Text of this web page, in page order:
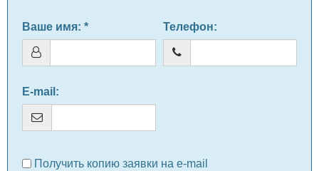
Ваше имя: * Телефон:
E-mail :
Получить копию заявки на e-mail